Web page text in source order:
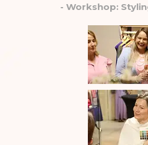
- Workshop: